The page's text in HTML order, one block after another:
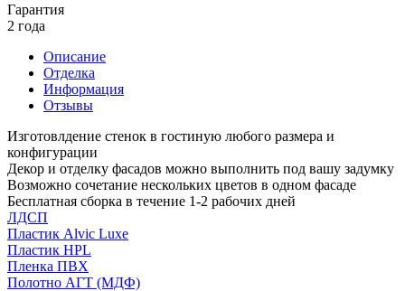
Гарантия
2 года
Описание
Отделка
Информация
Отзывы
Изготовлдение стенок в гостиную любого размера и
конфигурации
Декор и отделку фасадов можно выполнить под вашу задумку
Возможно сочетание нескольких цветов в одном фасаде
Бесплатная сборка в течение 1-2 рабочих дней
ЛДСП
Пластик Alvic Luxe
Пластик HPL
Пленка ПВХ
Полотно АГТ (МДФ)